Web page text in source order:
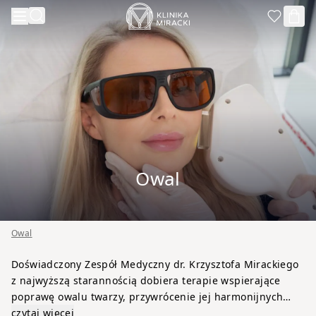
Przejdź do treści
Owal
Owal
Doświadczony Zespół Medyczny dr. Krzysztofa Mirackiego
z najwyższą starannością dobiera terapie wspierające
poprawę owalu twarzy, przywrócenie jej harmonijnych
proporcji oraz bardziej wypoczętego wyglądu. Każda
czytaj więcej